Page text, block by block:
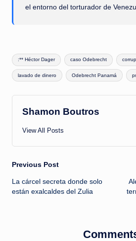
el entorno del torturador de
Tags:
:** Héctor Dager caso Odebrecht
lavado de dinero Odebrecht Panamá
Shamon Boutros
View All Posts
Post
navigation
Previous Post
La cárcel secreta donde solo
están exalcaldes del Zulia